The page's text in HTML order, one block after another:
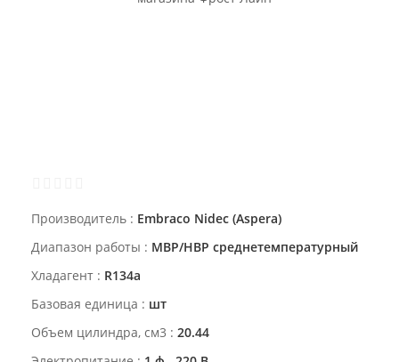
Производитель
Embraco Nidec (Aspera)
Диапазон работы
MBP/HBP среднетемпературный
Хладагент
R134a
Базовая единица
шт
Объем цилиндра, см3
20.44